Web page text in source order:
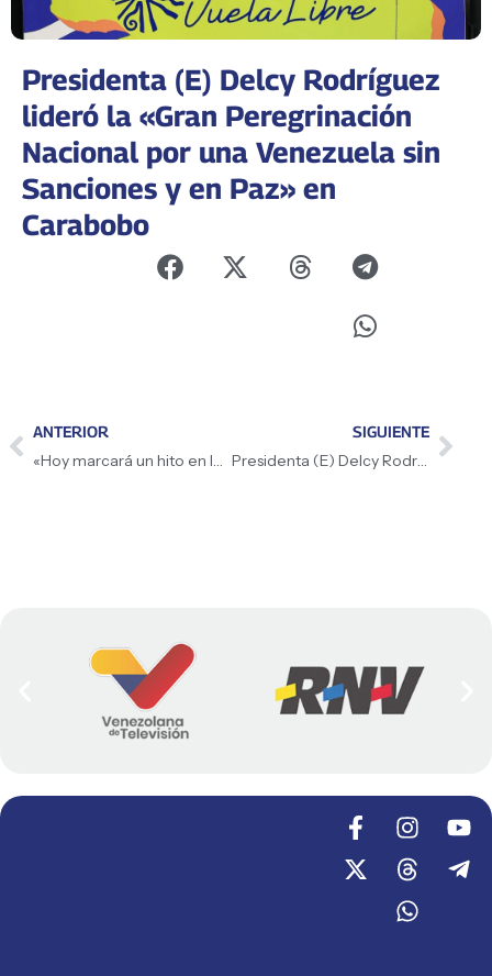
Presidenta (E) Delcy Rodríguez
lideró la «Gran Peregrinación
Nacional por una Venezuela sin
Sanciones y en Paz» en
Carabobo
ANTERIOR
«Hoy marcará un hito en las relaciones entre ENI y Venezuela», afirmó Presidenta (E) Delcy Rodríguez
SIGUIENTE
Presidenta (E) Delcy Rodríguez anuncia que una de las mayores inversiones para incrementar la producción en Venezuela es de la mano de ENI